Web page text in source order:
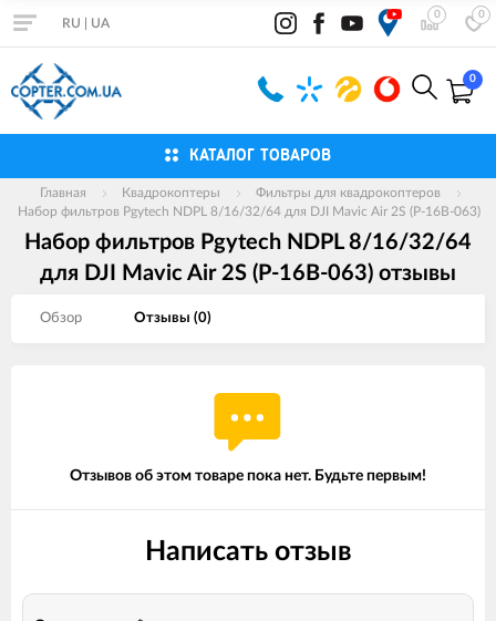
0 0
RU UA
0
КАТАЛОГ ТОВАРОВ
Главная Квадрокоптеры
Фильтры для квадрокоптеров
Набор фильтров Pgytech NDPL 8/16/32/64 для DJI Mavic Air 2S (P-16B-063)
Набор фильтров Pgytech NDPL 8/16/32/64
для DJI Mavic Air 2S (P-16B-063) отзывы
Обзор Отзывы (0)
Отзывов об этом товаре пока нет. Будьте первым!
Написать отзыв